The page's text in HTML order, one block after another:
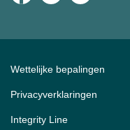
Wettelijke bepalingen
Privacyverklaringen
Integrity Line